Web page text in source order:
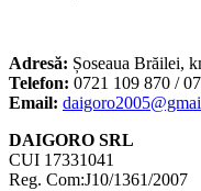
Adresă: Șoseaua Brăilei,
Telefon: 0721 109 870 /
Email:
DAIGORO SRL
CUI 17331041
Reg. Com:J10/1361/2007